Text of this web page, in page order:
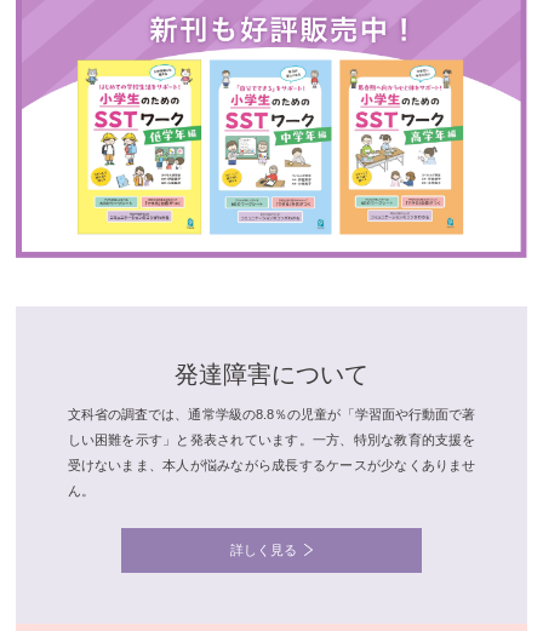
発達障害について
文科省の調査では、通常学級の8.8％の児童が「学習面や行動面で著
しい困難を示す」と発表されています。一方、特別な教育的支援を
受けないまま、本人が悩みながら成長するケースが少なくありませ
ん。
詳しく見る